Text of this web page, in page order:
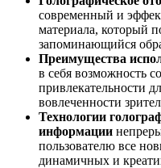
современный и
материала, который
запоминающийся
Преимущества
в себя возможность
привлекательности
вовлеченности
Технологии
информации
пользователю все
динамичных и